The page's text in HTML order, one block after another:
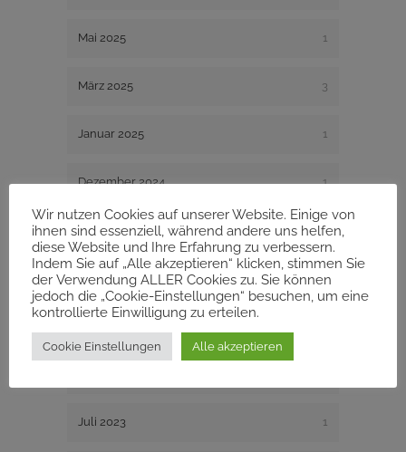
Mai 2025 1
März 2025 3
Januar 2025 1
Dezember 2024 1
August 2024 1
Dezember 2023 1
Juli 2023 1
Wir nutzen Cookies auf unserer Website. Einige von
ihnen sind essenziell, während andere uns helfen,
diese Website und Ihre Erfahrung zu verbessern.
Indem Sie auf „Alle akzeptieren“ klicken, stimmen Sie
der Verwendung ALLER Cookies zu. Sie können
jedoch die „Cookie-Einstellungen“ besuchen, um eine
kontrollierte Einwilligung zu erteilen.
Cookie Einstellungen Alle akzeptieren